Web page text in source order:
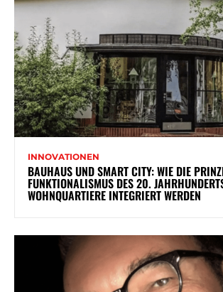
INNOVATIONEN
BAUHAUS UND SMART CITY: WIE DIE
FUNKTIONALISMUS DES 20.
WOHNQUARTIERE INTEGRIERT WERDEN